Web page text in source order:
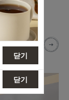
닫기
닫기
개합니다.